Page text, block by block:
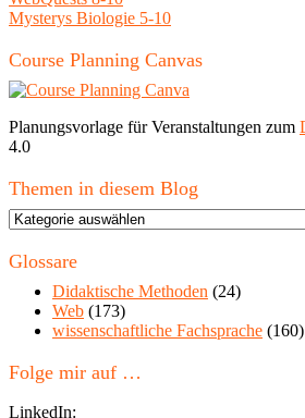
Mysterys Biologie 5-10
Course Planning Canvas
Planungsvorlage für Veranstaltungen zum
4.0
Themen in diesem Blog
Themen
diesem
Glossare
Didaktische Methoden (24)
Web (173)
wissenschaftliche Fachsprache (160)
Folge mir auf …
LinkedIn: